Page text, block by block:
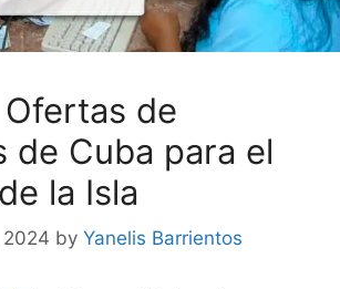
de
de Cuba para el
la Isla
by Yanelis Barrientos